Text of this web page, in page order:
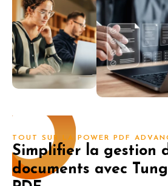
TOUT SUR LA POWER PDF
Simplifier la gestion
documents avec